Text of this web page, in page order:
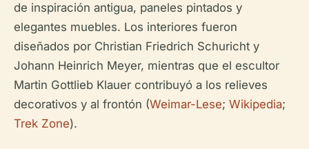
de inspiración antigua, paneles pintados y
elegantes muebles. Los interiores fueron
diseñados por Christian Friedrich Schuricht y
Johann Heinrich Meyer, mientras que el escultor
Martin Gottlieb Klauer contribuyó a los relieves
decorativos y al frontón (Weimar-Lese; Wikipedia;
Trek Zone).